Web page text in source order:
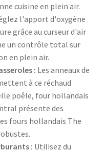
cuisine en plein air.
l'apport d'oxygène
grâce au curseur d'air
un contrôle total sur
en plein air.
: Les anneaux de
à ce réchaud
poêle, four hollandais
présente des
fours hollandais The
: Utilisez du